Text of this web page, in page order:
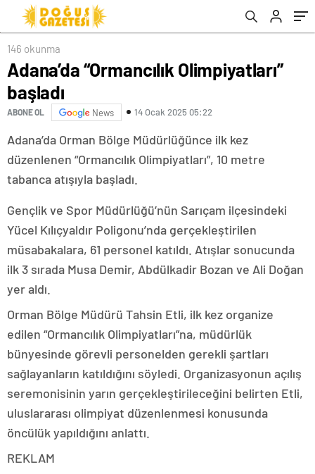
146 okunma
Adana’da “Ormancılık Olimpiyatları”
başladı
ABONE OL News 14 Ocak 2025 05:22
Adana’da Orman Bölge Müdürlüğünce ilk kez
düzenlenen “Ormancılık Olimpiyatları”, 10 metre
tabanca atışıyla başladı.
Gençlik ve Spor Müdürlüğü’nün Sarıçam ilçesindeki
Yücel Kılıçyaldır Poligonu’nda gerçekleştirilen
müsabakalara, 61 personel katıldı. Atışlar sonucunda
ilk 3 sırada Musa Demir, Abdülkadir Bozan ve Ali Doğan
yer aldı.
Orman Bölge Müdürü Tahsin Etli, ilk kez organize
edilen “Ormancılık Olimpiyatları”na, müdürlük
bünyesinde görevli personelden gerekli şartları
sağlayanların katıldığını söyledi. Organizasyonun açılış
seremonisinin yarın gerçekleştirileceğini belirten Etli,
uluslararası olimpiyat düzenlenmesi konusunda
öncülük yapıldığını anlattı.
REKLAM